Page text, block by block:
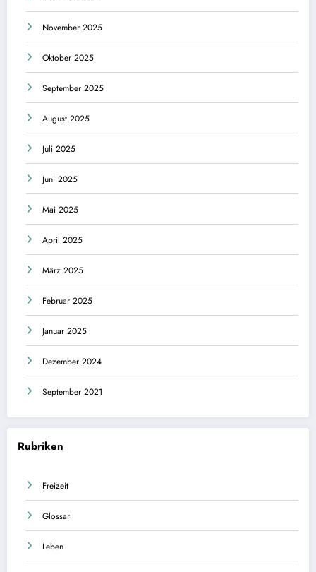
November 2025
Oktober 2025
September 2025
August 2025
Juli 2025
Juni 2025
Mai 2025
April 2025
März 2025
Februar 2025
Januar 2025
Dezember 2024
September 2021
Rubriken
Freizeit
Glossar
Leben